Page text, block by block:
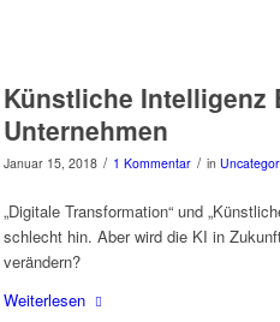
Künstliche Intelligenz
Unternehmen
Januar 15, 2018 / 1 Kommentar / in
„Digitale Transformation“ und
schlecht hin. Aber wird die KI in
verändern?
Weiterlesen